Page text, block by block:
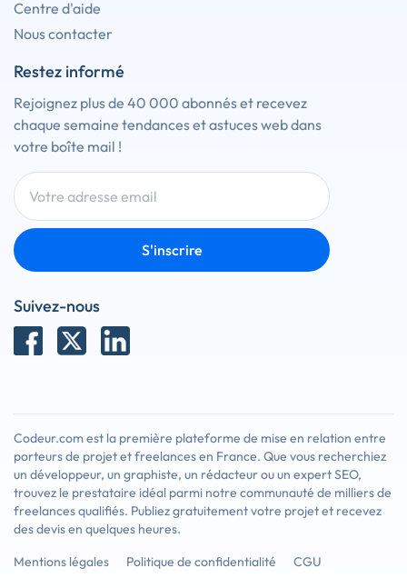
Centre d'aide
Nous contacter
Restez informé
Rejoignez plus de 40 000 abonnés et recevez
chaque semaine tendances et astuces web dans
votre boîte mail !
S'inscrire
Suivez-nous
Codeur.com est la première plateforme de mise en relation entre
porteurs de projet et freelances en France. Que vous recherchiez
un développeur, un graphiste, un rédacteur ou un expert SEO,
trouvez le prestataire idéal parmi notre communauté de milliers de
freelances qualifiés. Publiez gratuitement votre projet et recevez
des devis en quelques heures.
Mentions légales
Politique de confidentialité
CGU